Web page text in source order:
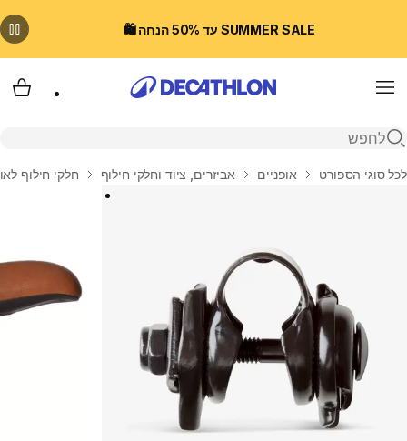
SUMMER SALE עד 50% הנחה 🛍️
Menu
פתיחת חיפוש
בית
לכל סוגי הספורט אופניים אביזרים, ציוד וחלקי חילוף חלקי חילוף